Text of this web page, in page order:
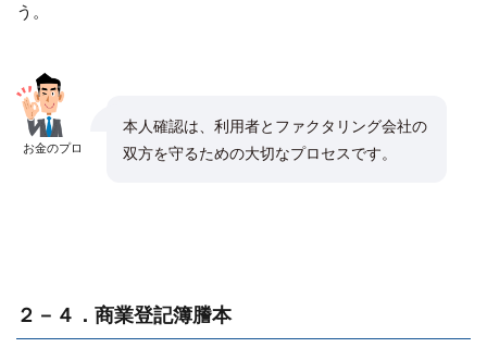
う。
お金のプロ
本人確認は、利用者とファクタリング会社の
双方を守るための大切なプロセスです。
２－４．商業登記簿謄本